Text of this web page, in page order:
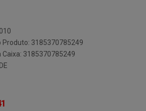
Produto: 3185370785249
Caixa: 3185370785249